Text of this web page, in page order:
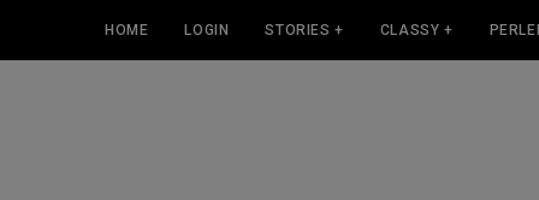
HOME LOGIN STORIES + CLASSY +